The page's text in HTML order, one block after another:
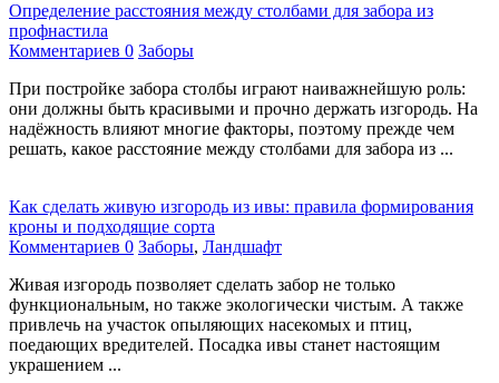
Определение расстояния между столбами для забора из
профнастила
Комментариев 0 Заборы
При постройке забора столбы играют наиважнейшую роль:
они должны быть красивыми и прочно держать изгородь. На
надёжность влияют многие факторы, поэтому прежде чем
решать, какое расстояние между столбами для забора из ...
Как сделать живую изгородь из ивы: правила формирования
кроны и подходящие сорта
Комментариев 0 Заборы, Ландшафт
Живая изгородь позволяет сделать забор не только
функциональным, но также экологически чистым. А также
привлечь на участок опыляющих насекомых и птиц,
поедающих вредителей. Посадка ивы станет настоящим
украшением ...